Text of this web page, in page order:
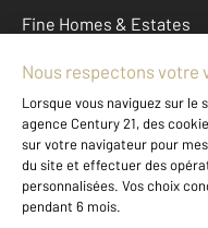
Fine Homes & Estates
À propos
International
Nous contacter